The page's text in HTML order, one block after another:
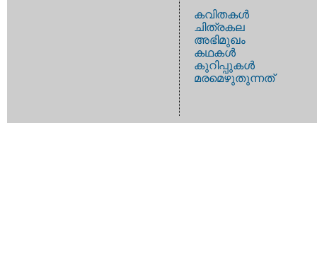
കവിതകള്‍
ചിത്രകല
അഭിമുഖം
കഥകള്‍
കുറിപ്പുകള്‍
മരമെഴുതുന്നത്